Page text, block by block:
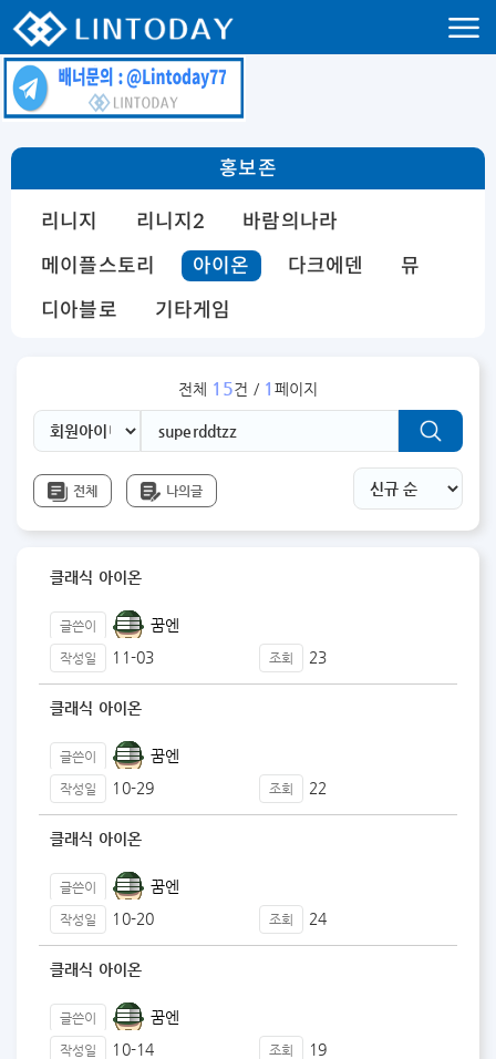
리니지 프리서버 홍보 및 프리서버 홍보 커뮤니티 사이트 린투데이 입니다.
홍보존
리니지 리니지2
바람의나라
메이플스토리
아이온 다크에덴
뮤
디아블로
기타게임
전체 15건 / 1 페이지
전체 나의글
클래식 아이온
글쓴이 꿈엔
작성일 11-03 조회 23
클래식 아이온
글쓴이 꿈엔
작성일 10-29 조회 22
클래식 아이온
글쓴이 꿈엔
작성일 10-20 조회 24
클래식 아이온
글쓴이 꿈엔
작성일 10-14 조회 19